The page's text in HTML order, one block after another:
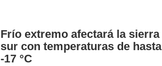
Frío extremo afectará la sierra
sur con temperaturas de hasta
-17 °C